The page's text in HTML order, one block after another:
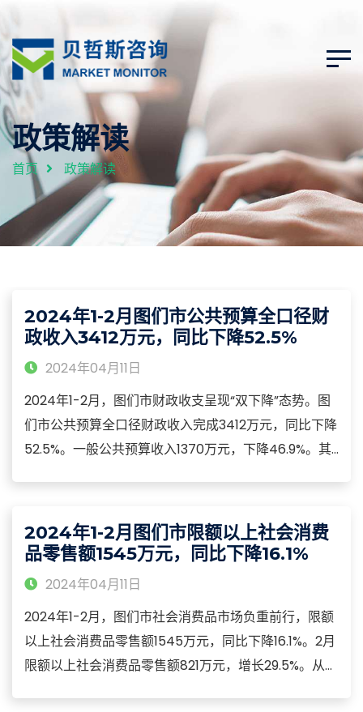
政策解读
首页 政策解读
2024年1-2月图们市公共预算全口径财
政收入3412万元，同比下降52.5%
2024年04月11日
2024年1-2月，图们市财政收支呈现“双下降”态势。图
们市公共预算全口径财政收入完成3412万元，同比下降
52.5%。一般公共预算收入1370万元，下降46.9%。其
算支出完成27353万元，同比下降5.0%。其中，城乡社
区支出4618万元，下降18.9%。
2024年1-2月图们市限额以上社会消费
品零售额1545万元，同比下降16.1%
2024年04月11日
2024年1-2月，图们市社会消费品市场负重前行，限额
以上社会消费品零售额1545万元，同比下降16.1%。2月
限额以上社会消费品零售额821万元，增长29.5%。从销